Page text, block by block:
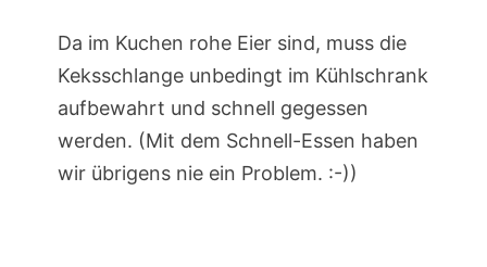
Da im Kuchen rohe Eier sind, muss die
Keksschlange unbedingt im Kühlschrank
aufbewahrt und schnell gegessen
werden. (Mit dem Schnell-Essen haben
wir übrigens nie ein Problem. :-))